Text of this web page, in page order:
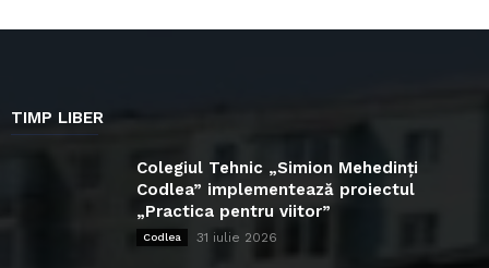
TIMP LIBER
Colegiul Tehnic „Simion Mehedinți
Codlea” implementează proiectul
„Practica pentru viitor”
Codlea 31 iulie 2026